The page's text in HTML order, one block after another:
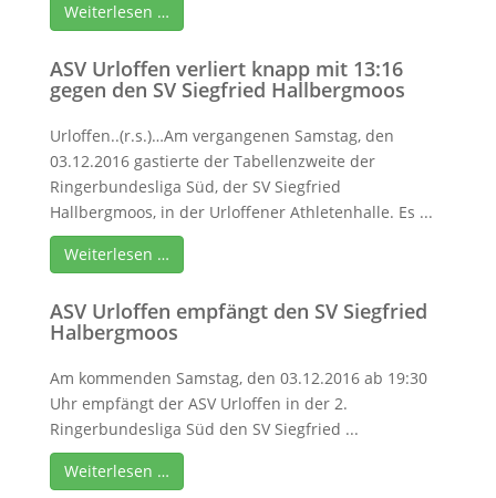
Weiterlesen …
ASV Urloffen verliert knapp mit 13:16
gegen den SV Siegfried Hallbergmoos
Urloffen..(r.s.)…Am vergangenen Samstag, den
03.12.2016 gastierte der Tabellenzweite der
Ringerbundesliga Süd, der SV Siegfried
Hallbergmoos, in der Urloffener Athletenhalle. Es ...
Weiterlesen …
ASV Urloffen empfängt den SV Siegfried
Halbergmoos
Am kommenden Samstag, den 03.12.2016 ab 19:30
Uhr empfängt der ASV Urloffen in der 2.
Ringerbundesliga Süd den SV Siegfried ...
Weiterlesen …